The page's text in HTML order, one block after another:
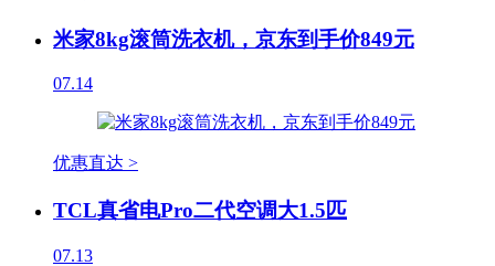
米家8kg滚筒洗衣机，京东到手价849元
07.14
优惠直达 >
TCL真省电Pro二代空调大1.5匹
07.13